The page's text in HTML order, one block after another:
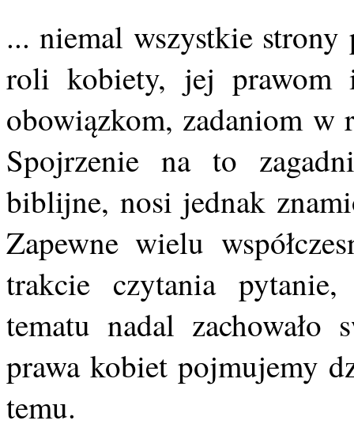
... niemal wszystkie
roli kobiety, jej prawom
obowiązkom, zadaniom w
Spojrzenie na to
biblijne, nosi jednak
Zapewne wielu
trakcie czytania
tematu nadal
prawa kobiet pojmujemy
temu.